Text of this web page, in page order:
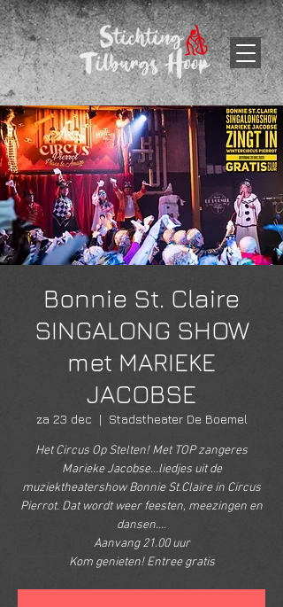
Bonnie St. Claire
SINGALONG SHOW
met MARIEKE
JACOBSE
za 23 dec
  |
Stadstheater De Boemel
Het Circus Op Stelten! Met TOP zangeres
Marieke Jacobse…liedjes uit de
muziektheatershow Bonnie St.Claire in Circus
Pierrot. Dat wordt weer feesten, meezingen en
dansen….
Aanvang 21.00 uur
Kom genieten! Entree gratis